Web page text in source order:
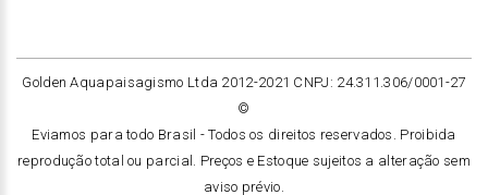
Golden Aquapaisagismo Ltda 2012-2021 CNPJ: 24.311.306/0001-27
©
Eviamos para todo Brasil -Todos os direitos reservados. Proibida
reprodução total ou parcial. Preços e Estoque sujeitos a alteração sem
aviso prévio.